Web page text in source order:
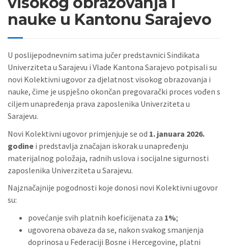
nauke u Kantonu Sarajevo
U poslijepodnevnim satima jučer predstavnici Sindikata
Univerziteta u Sarajevu i Vlade Kantona Sarajevo potpisali su
novi Kolektivni ugovor za djelatnost visokog obrazovanja i
nauke, čime je uspješno okončan pregovarački proces vođen s
ciljem unapređenja prava zaposlenika Univerziteta u
Sarajevu.
Novi Kolektivni ugovor primjenjuje se od 1. januara 2026.
godine i predstavlja značajan iskorak u unapređenju
materijalnog položaja, radnih uslova i socijalne sigurnosti
zaposlenika Univerziteta u Sarajevu.
Najznačajnije pogodnosti koje donosi novi Kolektivni ugovor
su:
povećanje svih platnih koeficijenata za 1%;
ugovorena obaveza da se, nakon svakog smanjenja
doprinosa u Federaciji Bosne i Hercegovine, platni